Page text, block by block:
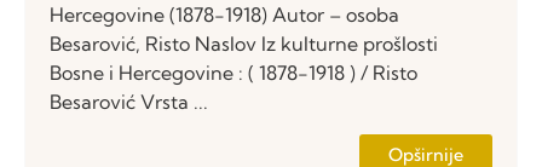
Hercegovine (1878-1918) Autor – osoba
Besarović, Risto Naslov Iz kulturne prošlosti
Bosne i Hercegovine : ( 1878-1918 ) / Risto
Besarović Vrsta ...
Opširnije